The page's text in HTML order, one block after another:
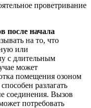
проветривание
после начала
на то, что
или
с длительным
может
помещения озоном
разлагать
соединения. Вызов
потребовать